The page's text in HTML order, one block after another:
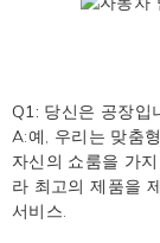
Q1: 당신은 공장입
A:예, 우리는 맞춤
자신의 쇼룸을 가
라 최고의 제품을
서비스.